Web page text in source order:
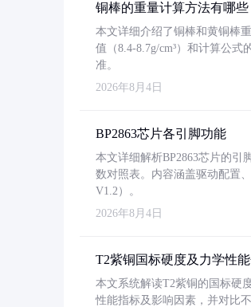
铜棒的重量计算方法有哪些
本文详细介绍了铜棒和黄铜棒
值（8.4-8.7g/cm³）和计算公
准。
2026年8月4日
BP2863芯片各引脚功能
本文详细解析BP2863芯片的
数对照表。内容涵盖驱动配置
V1.2）。
2026年8月4日
T2紫铜国标硬度及力学性
本文系统解读T2紫铜的国标硬
性能指标及影响因素，并对比